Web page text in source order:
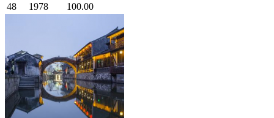
48
1978 100.00